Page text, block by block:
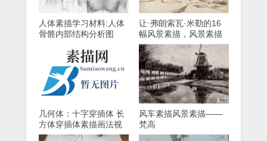
人体素描学习材料:人体
骨骼内部结构分析图
让·弗朗索瓦·米勒的16
幅风景素描，风景素描
大师
几何体：十字穿插体 长
方体穿插体素描画法视
频教程
风车素描风景素描——
梵高